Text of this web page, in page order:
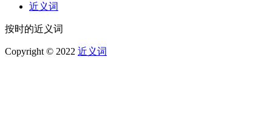
近义词
按时的近义词
Copyright © 2022 近义词